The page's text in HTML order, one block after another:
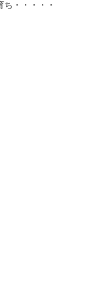
・・・・・